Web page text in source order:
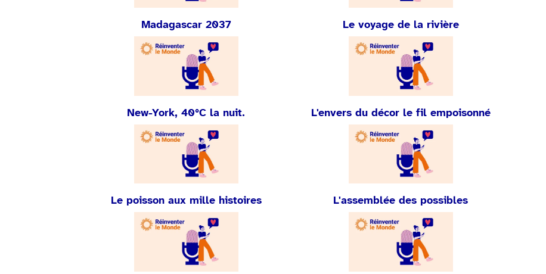
Madagascar 2037 Le voyage de la rivière
New-York, 40°C la nuit. L'envers du décor le fil empoisonné
Le poisson aux mille histoires L'assemblée des possibles